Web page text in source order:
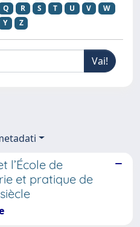
Q R S T U V
W
Y Z
l’École de
et pratique de